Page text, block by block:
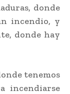
donde
incendio, y
donde hay
tenemos
incendiarse